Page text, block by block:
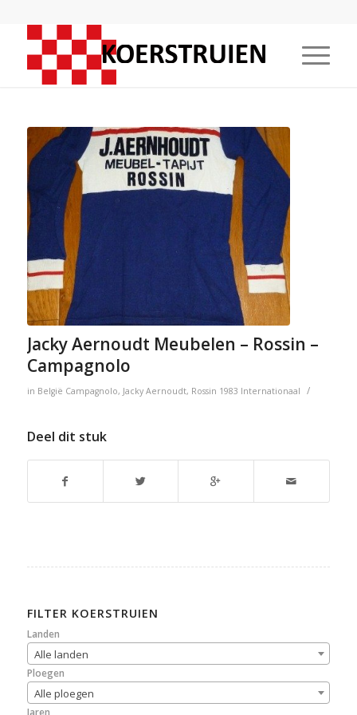
Jacky Aernoudt Meubelen – Rossin –
Campagnolo
in België Campagnolo, Jacky Aernoudt, Rossin 1983 Internationaal /
Deel dit stuk
FILTER KOERSTRUIEN
Landen
Alle landen
Ploegen
Alle ploegen
Jaren